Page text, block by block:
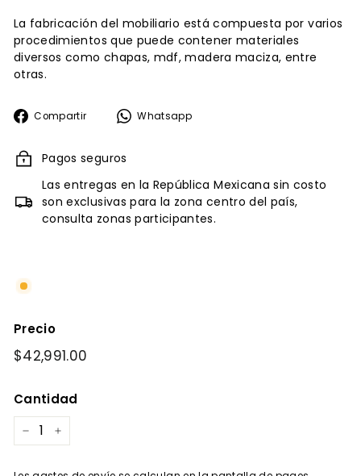
La fabricación del mobiliario está compuesta por varios
procedimientos que puede contener materiales
diversos como chapas, mdf, madera maciza, entre
otras.
Compartir
CompartirWhatsapp
Pagos seguros
Las entregas en la República Mexicana sin costo
son exclusivas para la zona centro del país,
consulta zonas participantes.
Precio
Precio
$42,991.00
Cantidad
− +